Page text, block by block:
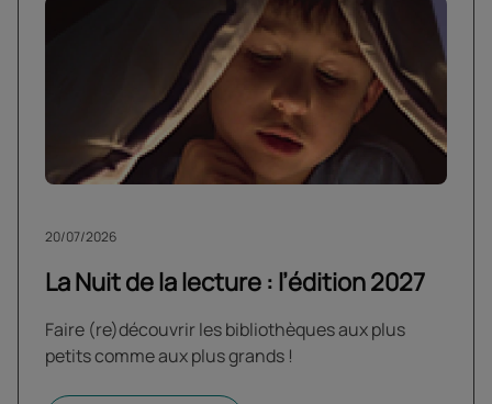
La Nuit de la lecture : l’édition 2027
20/07/2026
Faire (re)découvrir les bibliothèques aux plus
petits comme aux plus grands !